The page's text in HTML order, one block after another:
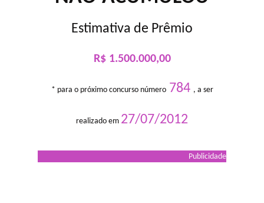
Estimativa de Prêmio
R$ 1.500.000,00
* para o próximo concurso número784 , a ser
realizado em 27/07/2012
Publicidade